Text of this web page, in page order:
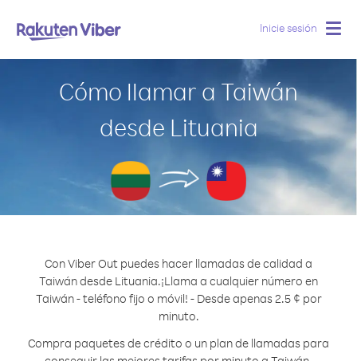
Inicie sesión
Cómo llamar a Taiwán
desde Lituania
Con Viber Out puedes hacer llamadas de calidad a
Taiwán desde Lituania.¡Llama a cualquier número en
Taiwán - teléfono fijo o móvil! - Desde apenas 2.5 ¢ por
minuto.
Compra paquetes de crédito o un plan de llamadas para